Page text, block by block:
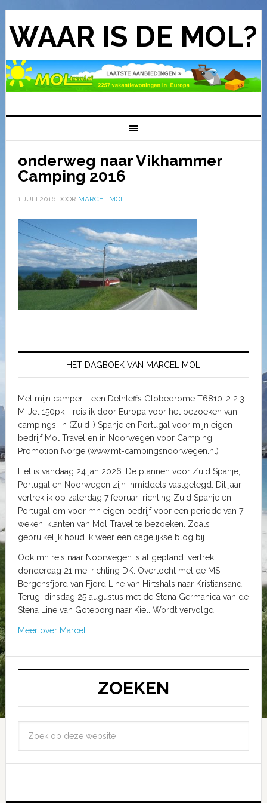
WAAR IS DE MOL?
onderweg naar Vikhammer
Camping 2016
1 JULI 2016DOOR MARCEL MOL
HET DAGBOEK VAN MARCEL MOL
Met mijn camper - een Dethleffs Globedrome T6810-2 2.3
M-Jet 150pk - reis ik door Europa voor het bezoeken van
campings. In (Zuid-) Spanje en Portugal voor mijn eigen
bedrijf Mol Travel en in Noorwegen voor Camping
Promotion Norge (www.mt-campingsnoorwegen.nl)
Het is vandaag 24 jan 2026. De plannen voor Zuid Spanje,
Portugal en Noorwegen zijn inmiddels vastgelegd. Dit jaar
vertrek ik op zaterdag 7 februari richting Zuid Spanje en
Portugal om voor mn eigen bedrijf voor een periode van 7
weken, klanten van Mol Travel te bezoeken. Zoals
gebruikelijk houd ik weer een dagelijkse blog bij.
Ook mn reis naar Noorwegen is al gepland: vertrek
donderdag 21 mei richting DK. Overtocht met de MS
Bergensfjord van Fjord Line van Hirtshals naar Kristiansand.
Terug: dinsdag 25 augustus met de Stena Germanica van de
Stena Line van Goteborg naar Kiel. Wordt vervolgd.
Meer over Marcel
ZOEKEN